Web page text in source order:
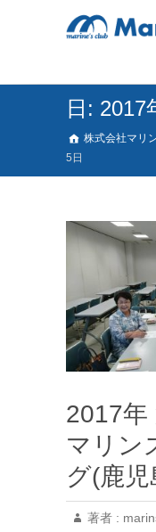
日: 2017
株式会社マリ
5日
2017年
マリン
グ(鹿児
著者 :